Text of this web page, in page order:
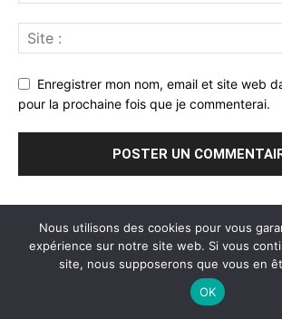
Enregistrer mon nom, email et site web
pour la prochaine fois que je commenterai.
A propos Mentions légales Blog
© Newspaper WordPress Theme by
Nous utilisons des cookies pour vous
expérience sur notre site web. Si vous
site, nous supposerons que vous en
OK